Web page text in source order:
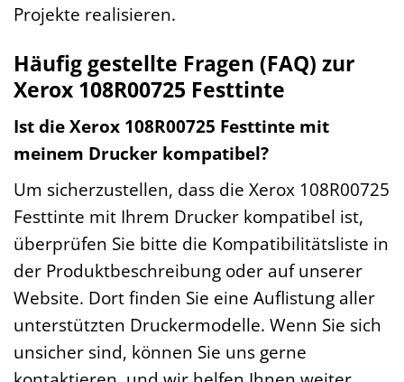
Projekte realisieren.
Häufig gestellte Fragen (FAQ) zur
Xerox 108R00725 Festtinte
Ist die Xerox 108R00725 Festtinte mit
meinem Drucker kompatibel?
Um sicherzustellen, dass die Xerox 108R00725
Festtinte mit Ihrem Drucker kompatibel ist,
überprüfen Sie bitte die Kompatibilitätsliste in
der Produktbeschreibung oder auf unserer
Website. Dort finden Sie eine Auflistung aller
unterstützten Druckermodelle. Wenn Sie sich
unsicher sind, können Sie uns gerne